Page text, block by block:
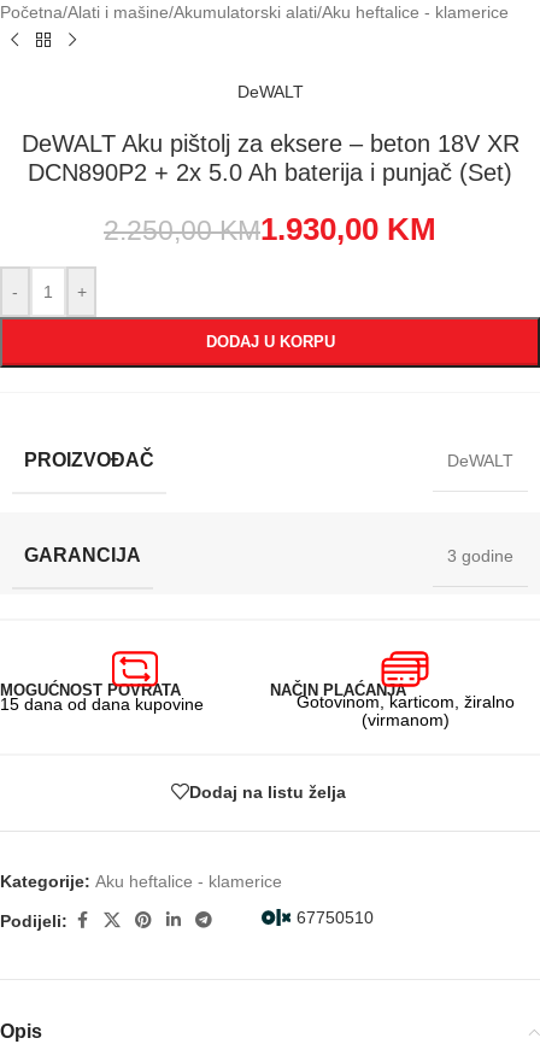
Početna/Alati i mašine/Akumulatorski alati/Aku heftalice - klamerice
DeWALT
DeWALT Aku pištolj za eksere – beton 18V XR
DCN890P2 + 2x 5.0 Ah baterija i punjač (Set)
2.250,00KM1.930,00 KM
- +
DODAJ U KORPU
PROIZVOĐAČ DeWALT
GARANCIJA 3 godine
MOGUĆNOST POVRATA
15 dana od dana kupovine
NAČIN PLAĆANJA
Gotovinom, karticom, žiralno
(virmanom)
Dodaj na listu želja
Kategorije: Aku heftalice - klamerice
67750510
Podijeli:
Opis